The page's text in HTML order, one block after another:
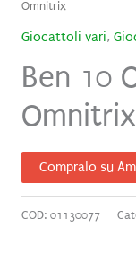
Omnitrix
Giocattoli vari,
Ben 10
Omnitrix
Compralo su
COD: 01130077